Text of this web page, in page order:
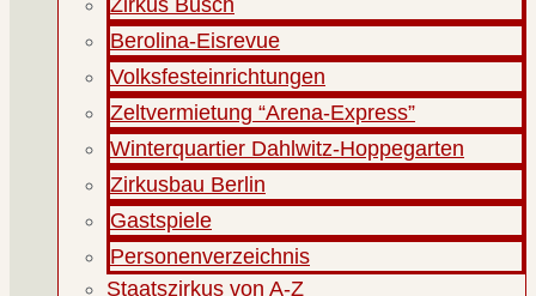
Berolina-Eisrevue
Volksfesteinrichtungen
Zeltvermietung “Arena-Express”
Winterquartier Dahlwitz-Hoppegarten
Zirkusbau Berlin
Gastspiele
Personenverzeichnis
Staatszirkus von A-Z